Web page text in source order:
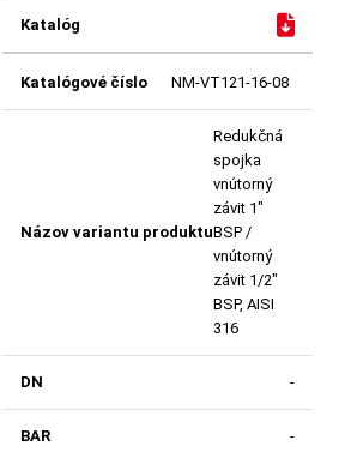
NM-VT121-16-08
Redukčná
spojka
vnútorný
závit 1"
BSP /
vnútorný
závit 1/2"
BSP, AISI
316
-
-